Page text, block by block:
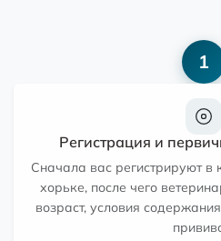
1
Регистрация и
Сначала вас регистрируют в
хорьке, после чего
возраст, условия